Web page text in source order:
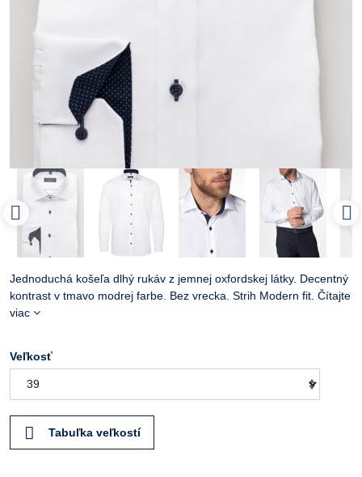
Jednoduchá košeľa dlhý rukáv z jemnej oxfordskej látky. Decentný
kontrast v tmavo modrej farbe. Bez vrecka. Strih Modern fit. Čítajte
viac
Veľkosť
Tabuľka veľkostí